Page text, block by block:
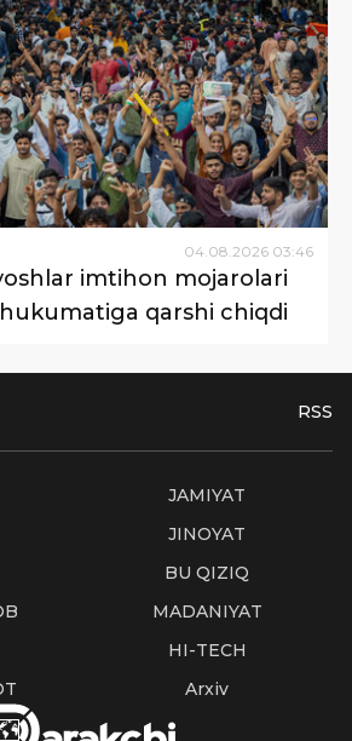
04 08 2026 03:46
imtihon mojarolari
qarshi chiqdi
RSS
JAMIYAT
JINOYAT
BU QIZIQ
MADANIYAT
HI-TECH
Arxiv